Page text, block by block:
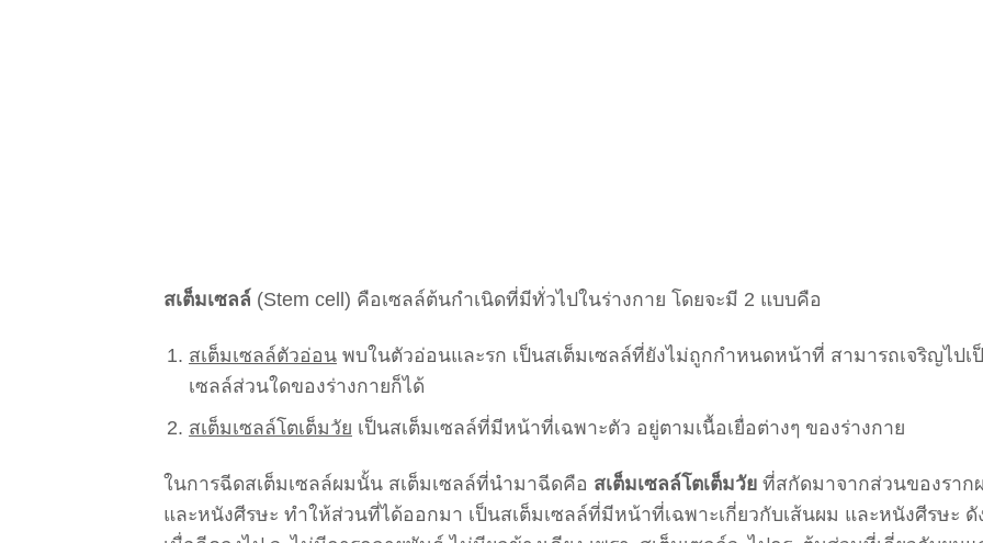
สเต็มเซลล์ (Stem cell) คือเซลล์ต้นกำเนิดที่มีทั่วไปในร่างกาย โดยจะมี 2 แบบคือ
สเต็มเซลล์ตัวอ่อนพบในตัวอ่อนและรก เป็นสเต็มเซลล์ที่ยังไม่ถูกกำหนดหน้าที่ สามารถเจริญไปเ
เซลล์ส่วนใดของร่างกายก็ได้
สเต็มเซลล์โตเต็มวัย เป็นสเต็มเซลล์ที่มีหน้าที่เฉพาะตัว อยู่ตามเนื้อเยื่อต่างๆ ของร่างกาย
ในการฉีดสเต็มเซลล์ผมนั้น สเต็มเซลล์ที่นำมาฉีดคือ สเต็มเซลล์โตเต็มวัย ที่สกัดมาจากส่วนของราก
และหนังศีรษะ ทำให้ส่วนที่ได้ออกมา เป็นสเต็มเซลล์ที่มีหน้าที่เฉพาะเกี่ยวกับเส้นผม และหนังศีรษะ